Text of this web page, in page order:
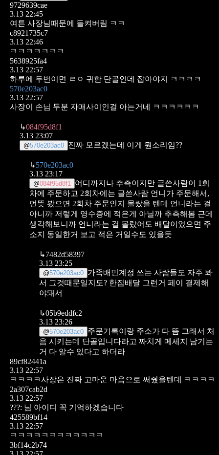
9729639cae
3.13 22:45
여튼 사장님때문에 들켜버림 ㅋㅋ
c8921735c7
3.13 22:46
ㅋㅋㅋㅋㅋㅋㅋ
5638925fa4
3.13 22:57
하루에 두번이면 ㄹㅇ 귀한 단골인데 잡아야지 ㅋㅋㅋㅋ
570e203ac0
3.13 22:57
사장이 손님 두분 자매사이인걸 아는거네 ㅋㅋㅋㅋㅋㅋ
↳084f95d8f1
3.13 23:07
@570e203ac0 진짜 모르겠는데 이게 뭔소리임??
↳570e203ac0
3.13 23:17
@084f95d8f1 어디까지나 추측이지만 글쓴사람이 1회
차에 주문하고 2회차에는 글쓴사람 언니가 주문해서,
언뜻 봤으면 2회차 주문인지 몰랐을 텐데 언니라는 걸
아니까 저렇게 영수증에 적은게 아닐까 추측해봄 근데
생각해보니까 언니라는 걸 몰랐어도 배달이었으면 주
소지 동일한거 보고 적은 거일수도 있을듯
↳7482d58397
3.13 23:25
@570e203ac0 가족배민계정 쓰는 사람들도 자주 봐
서 그것때문일지도? 한집배달 그런거 페이 결제해
야돼서
↳05b9eddfc2
3.13 23:26
@570e203ac0 주문기록이랑 주소가 다 뜸 그래서 처
음 시키는데 단골입니다라고 짜치게 메세지 남기는
거 다 알수 있다고 하더라
89cf82441a
3.13 22:57
ㅋㅋㅋㅋ사장은 진짜 고마운 마음으로 써줬을텐데 ㅋㅋㅋㅋ
2a307cab2d
3.13 22:57
???: 님 아이디 꼭 기억하겠습니다
425589bf14
3.13 22:57
ㅋㅋㅋㅋㅋㅋㅋㅋㅋㅋㅋㅋ
3bf14c2b74